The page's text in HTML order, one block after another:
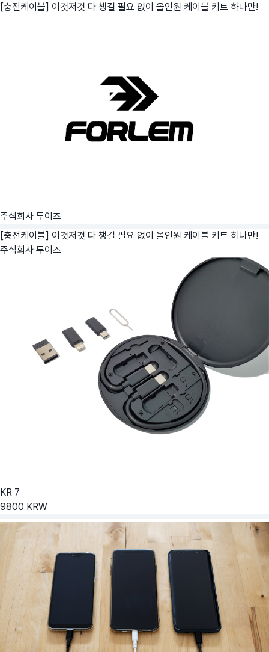
[충전케이블] 이것저것 다 챙길 필요 없이 올인원 케이블 키트 하나만!
주식회사 두이즈
[충전케이블] 이것저것 다 챙길 필요 없이 올인원 케이블 키트 하나만!
주식회사 두이즈
KR 7
9800 KRW